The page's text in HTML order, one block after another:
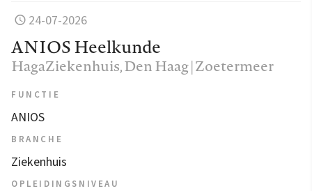
24-07-2026
ANIOS Heelkunde
HagaZiekenhuis, Den Haag | Zoetermeer
FUNCTIE
ANIOS
BRANCHE
Ziekenhuis
OPLEIDINGSNIVEAU